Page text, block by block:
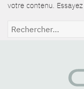
votre contenu.
Rechercher :